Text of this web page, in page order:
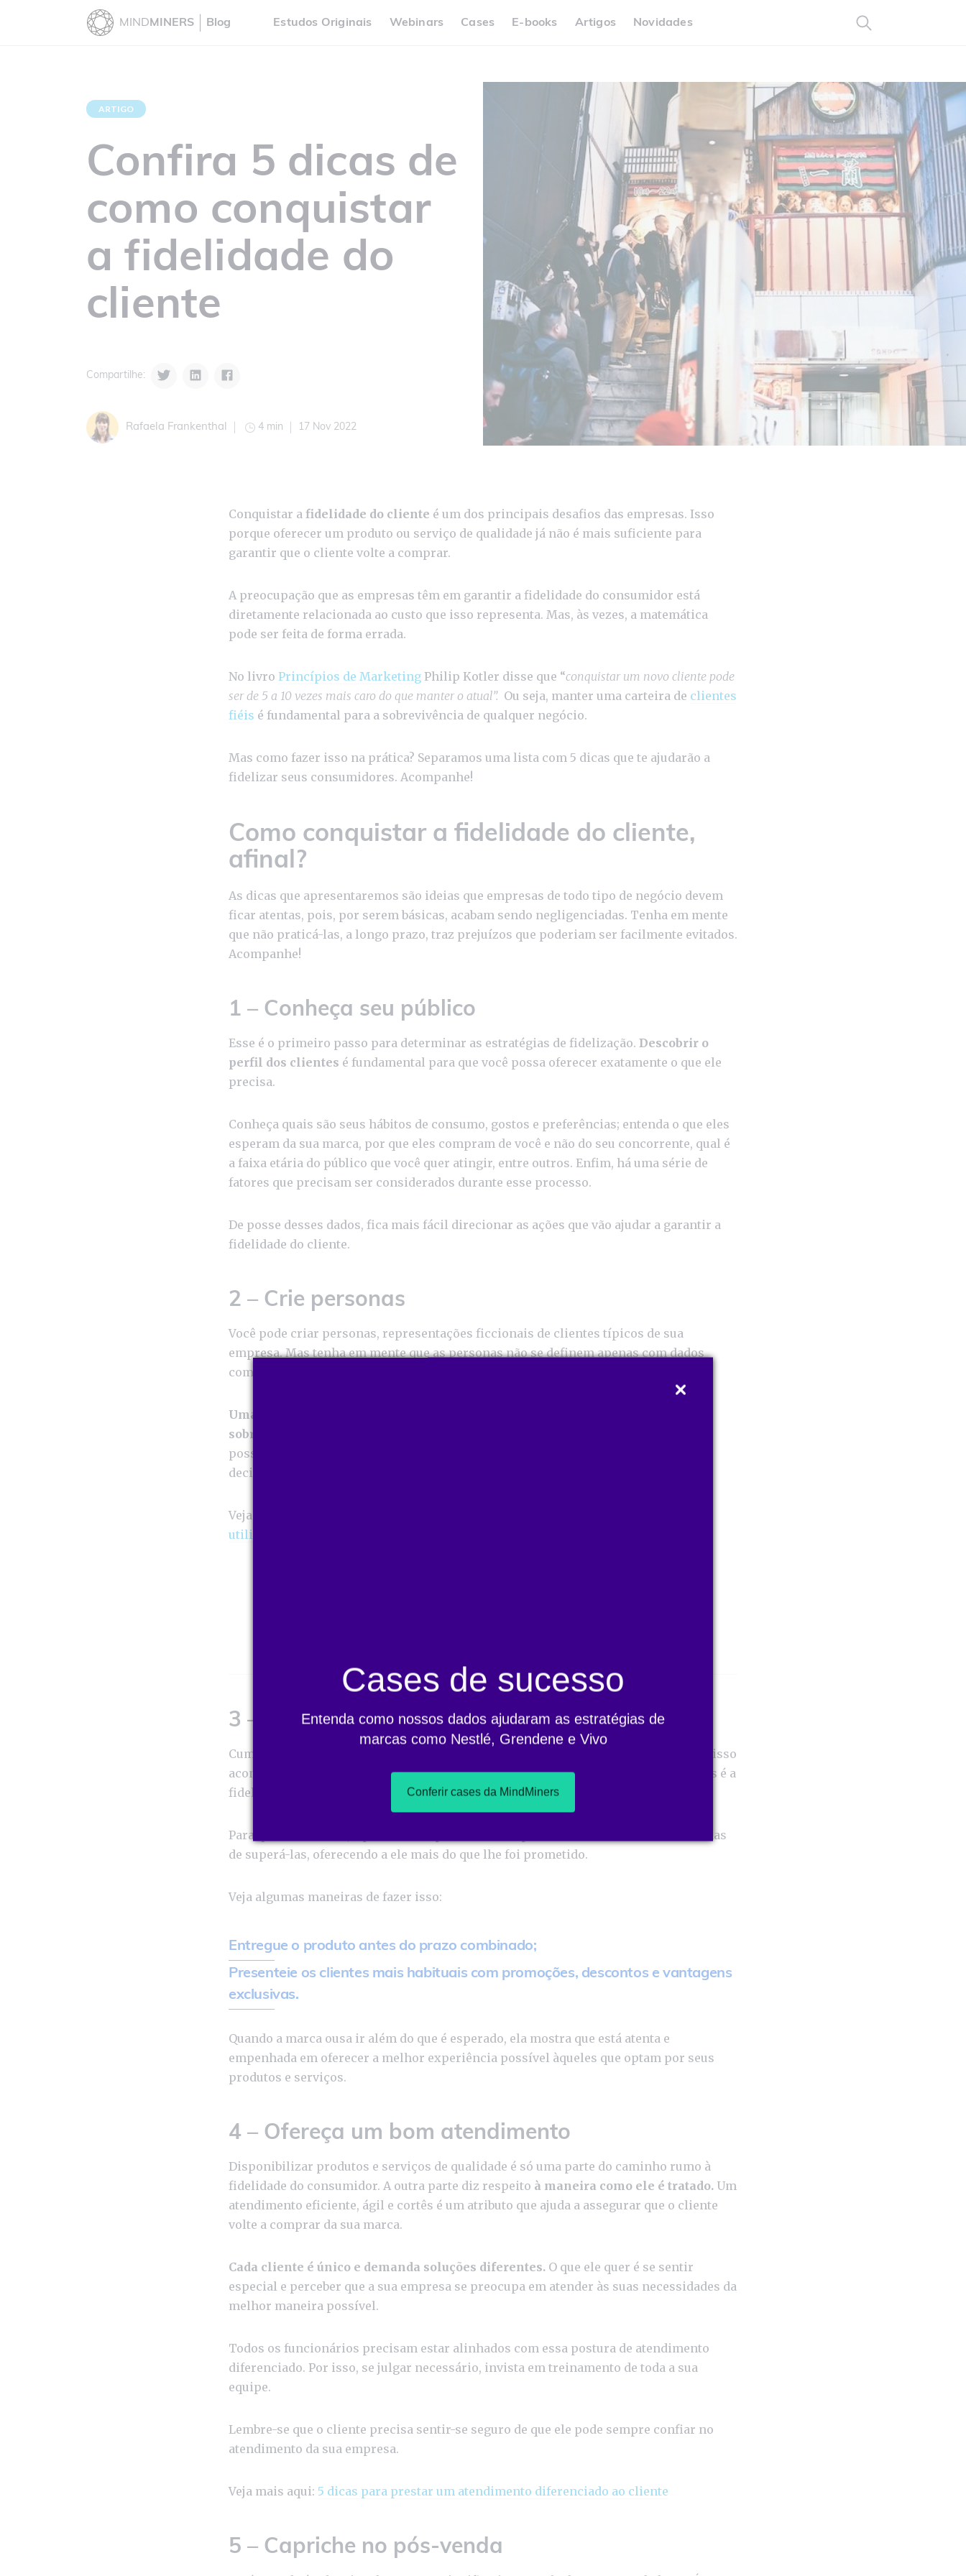
Cases de sucesso
Entenda como nossos dados ajudaram as estratégias de
marcas como Nestlé, Grendene e Vivo
Conferir cases da MindMiners
MIND MINERS Blog Estudos Originais Webinars Cases E-books Artigos Novidades
ARTIGO
Confira 5 dicas de
como conquistar
a fidelidade do
cliente
Compartilhe:
Rafaela Frankenthal 4 min 17 Nov 2022
Conquistar a fidelidade do cliente é um dos principais desafios das empresas. Isso
porque oferecer um produto ou serviço de qualidade já não é mais suficiente para
garantir que o cliente volte a comprar.
A preocupação que as empresas têm em garantir a fidelidade do consumidor está
diretamente relacionada ao custo que isso representa. Mas, às vezes, a matemática
pode ser feita de forma errada.
No livro Princípios de MarketingPhilip Kotler disse que “conquistar um novo cliente pode
ser de 5 a 10 vezes mais caro do que manter o atual”.Ou seja, manter uma carteira de clientes
fiéis é fundamental para a sobrevivência de qualquer negócio.
Mas como fazer isso na prática? Separamos uma lista com 5 dicas que te ajudarão a
fidelizar seus consumidores. Acompanhe!
Como conquistar a fidelidade do cliente,
afinal?
As dicas que apresentaremos são ideias que empresas de todo tipo de negócio devem
ficar atentas, pois, por serem básicas, acabam sendo negligenciadas. Tenha em mente
que não praticá-las, a longo prazo, traz prejuízos que poderiam ser facilmente evitados.
Acompanhe!
1 – Conheça seu público
Esse é o primeiro passo para determinar as estratégias de fidelização. Descobrir o
perfil dos clientes é fundamental para que você possa oferecer exatamente o que ele
precisa.
Conheça quais são seus hábitos de consumo, gostos e preferências; entenda o que eles
esperam da sua marca, por que eles compram de você e não do seu concorrente, qual é
a faixa etária do público que você quer atingir, entre outros. Enfim, há uma série de
fatores que precisam ser considerados durante esse processo.
De posse desses dados, fica mais fácil direcionar as ações que vão ajudar a garantir a
fidelidade do cliente.
2 – Crie personas
Você pode criar personas, representações ficcionais de clientes típicos de sua
empresa. Mas tenha em mente que as personas não se definem apenas com dados
como gênero, faixa etária, renda, profissão e outros.
Uma persona bem construída deve ser desenvolvida com base em informações
sobre o seu
possível conhecê-los profundamente, definir as estratégias do seu negócio e tomar
decisões de marketing com mais assertividade.
Veja mais detalhes em nosso blog:
utilizando pesquisa digital
3 – Supere expectativas
Cumprir com o que foi prometido é o mínimo que se espera de uma marca. Quando isso
acontece, o cliente ficará “apenas” satisfeito. Mas só isso não basta. O que queremos é a
fidelidade do consumidor.
Para que isso ocorra, é preciso compreender as expectativas do cliente e criar formas
de superá-las, oferecendo a ele mais do que lhe foi prometido.
Veja algumas maneiras de fazer isso:
Entregue o produto antes do prazo combinado;
Presenteie os clientes mais habituais com promoções, descontos e vantagens
exclusivas.
Quando a marca ousa ir além do que é esperado, ela mostra que está atenta e
empenhada em oferecer a melhor experiência possível àqueles que optam por seus
produtos e serviços.
4 – Ofereça um bom atendimento
Disponibilizar produtos e serviços de qualidade é só uma parte do caminho rumo à
fidelidade do consumidor. A outra parte diz respeito à maneira como ele é tratado.Um
atendimento eficiente, ágil e cortês é um atributo que ajuda a assegurar que o cliente
volte a comprar da sua marca.
Cada cliente é único e demanda soluções diferentes.O que ele quer é se sentir
especial e perceber que a sua empresa se preocupa em atender às suas necessidades da
melhor maneira possível.
Todos os funcionários precisam estar alinhados com essa postura de atendimento
diferenciado. Por isso, se julgar necessário, invista em treinamento de toda a sua
equipe.
Lembre-se que o cliente precisa sentir-se seguro de que ele pode sempre confiar no
atendimento da sua empresa.
Veja mais aqui: 5 dicas para prestar um atendimento diferenciado ao cliente
5 – Capriche no pós-venda